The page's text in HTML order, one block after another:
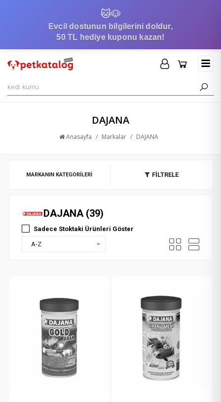
🐱🐶
Evcil dostunun bilgilerini doldur,
50 TL hediye kuponu kazan!
DAJANA
Anasayfa / Markalar / DAJANA
MARKANIN KATEGORILERI FİLTRELE
DAJANA (39)
Sadece Stoktaki Ürünleri Göster
A-Z